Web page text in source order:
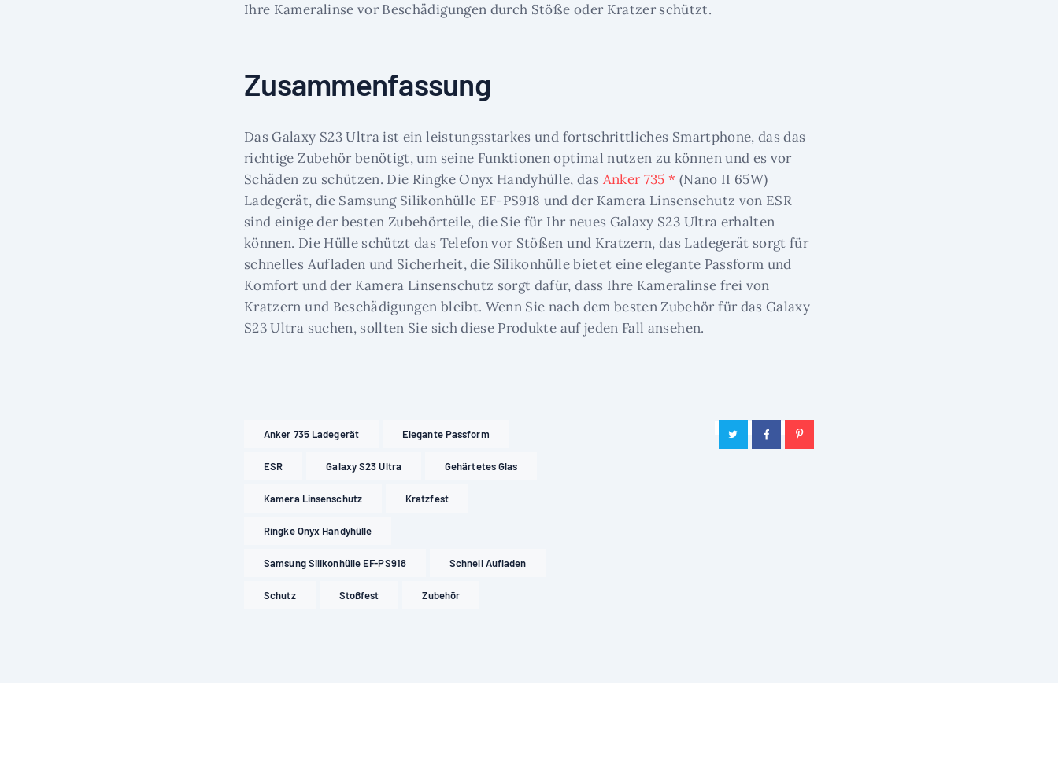
Ihre Kameralinse vor Beschädigungen durch Stöße oder Kratzer schützt.
Zusammenfassung
Das Galaxy S23 Ultra ist ein leistungsstarkes und fortschrittliches Smartphone, das das
richtige Zubehör benötigt, um seine Funktionen optimal nutzen zu können und es vor
Schäden zu schützen. Die Ringke Onyx Handyhülle, das Anker 735 * (Nano II 65W)
Ladegerät, die Samsung Silikonhülle EF-PS918 und der Kamera Linsenschutz von ESR
sind einige der besten Zubehörteile, die Sie für Ihr neues Galaxy S23 Ultra erhalten
können. Die Hülle schützt das Telefon vor Stößen und Kratzern, das Ladegerät sorgt für
schnelles Aufladen und Sicherheit, die Silikonhülle bietet eine elegante Passform und
Komfort und der Kamera Linsenschutz sorgt dafür, dass Ihre Kameralinse frei von
Kratzern und Beschädigungen bleibt. Wenn Sie nach dem besten Zubehör für das Galaxy
S23 Ultra suchen, sollten Sie sich diese Produkte auf jeden Fall ansehen.
Anker 735 Ladegerät Elegante Passform
ESR Galaxy S23 Ultra Gehärtetes Glas
Kamera Linsenschutz Kratzfest
Ringke Onyx Handyhülle
Samsung Silikonhülle EF-PS918 Schnell Aufladen
Schutz Stoßfest Zubehör